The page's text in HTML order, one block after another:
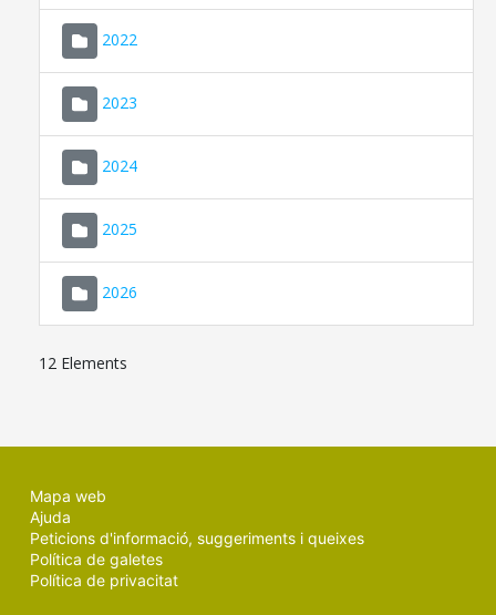
2022
2023
2024
2025
2026
12 Elements
Mapa web
Ajuda
Peticions d'informació, suggeriments i queixes
Política de galetes
Política de privacitat